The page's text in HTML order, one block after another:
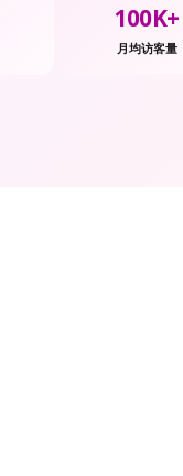
100K+
月均访客量